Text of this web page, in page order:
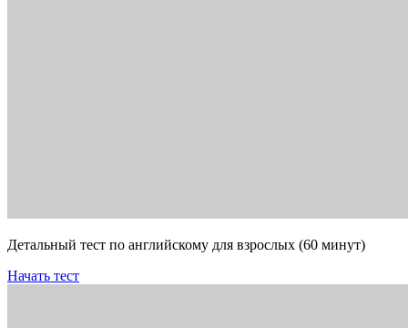
Детальный тест по английскому для взрослых (60 минут)
Начать тест